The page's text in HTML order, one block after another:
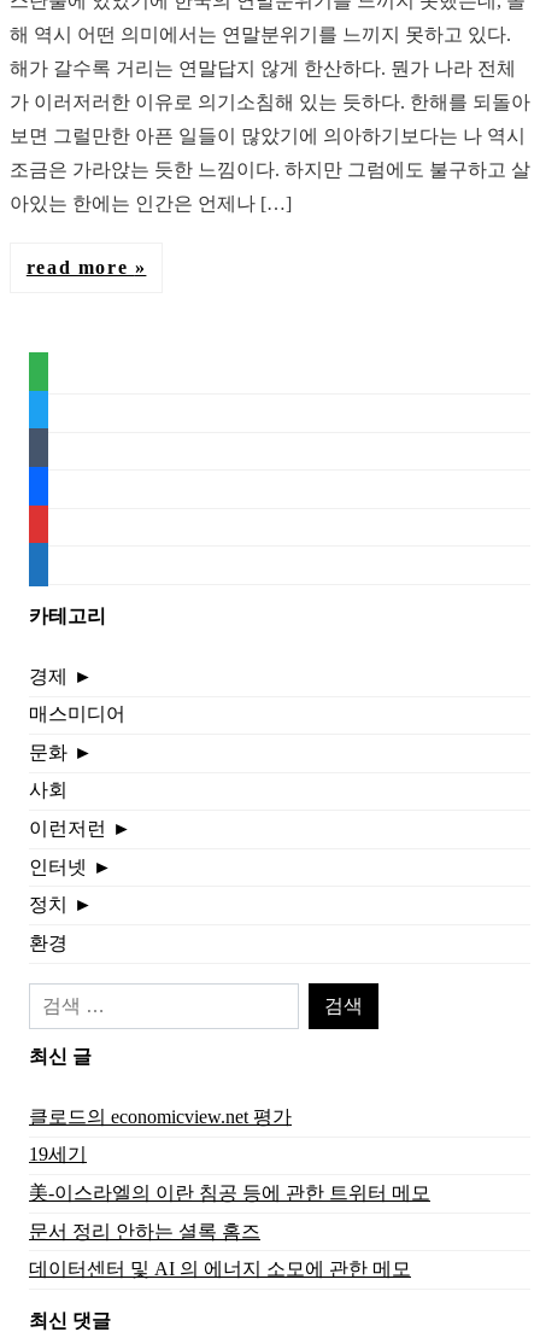
해 역시 어떤 의미에서는 연말분위기를 느끼지 못하고 있다.
해가 갈수록 거리는 연말답지 않게 한산하다. 뭔가 나라 전체
가 이러저러한 이유로 의기소침해 있는 듯하다. 한해를 되돌아
보면 그럴만한 아픈 일들이 많았기에 의아하기보다는 나 역시
조금은 가라앉는 듯한 느낌이다. 하지만 그럼에도 불구하고 살
아있는 한에는 인간은 언제나 […]
read more
document
카테고리
경제
►
매스미디어
문화 ►
사회
이런저런
►
인터넷 ►
정치
►
환경
색:
최신 글
클로드의 economicview.net 평가
19세기
美-이스라엘의 이란 침공 등에 관한 트위터 메모
문서 정리 안하는 셜록 홈즈
데이터센터 및 AI 의 에너지 소모에 관한 메모
최신 댓글